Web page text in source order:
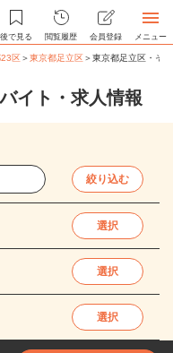
後で見る 閲覧履歴 会員登録 メニュー
区＞東京都足立区＞東京都足立区・そ
イト・求人情報
絞り込む
選択
選択
選択